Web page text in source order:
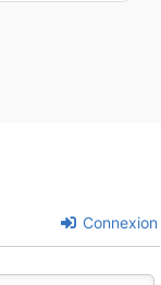
Connexion